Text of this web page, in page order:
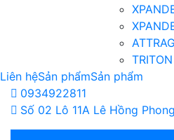
TRITON
Liên hệSản phẩmSản phẩm
0934922811
Số 02 Lô 11A Lê Hồng